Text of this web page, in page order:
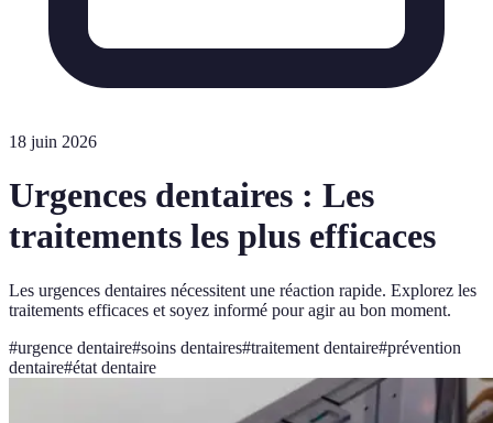
18 juin 2026
Urgences dentaires : Les
traitements les plus efficaces
Les urgences dentaires nécessitent une réaction rapide. Explorez les
traitements efficaces et soyez informé pour agir au bon moment.
#urgence dentaire#soins dentaires#traitement dentaire#prévention
dentaire#état dentaire